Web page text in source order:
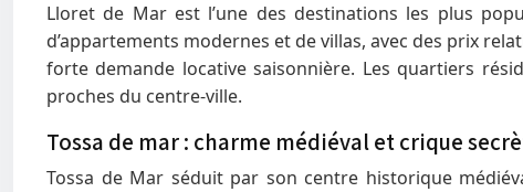
Lloret de Mar est l’une des destinations les plus
d’appartements modernes et de villas, avec des prix
forte demande locative saisonnière. Les quartiers
proches du centre-ville.
Tossa de mar : charme médiéval et crique
Tossa de Mar séduit par son centre historique